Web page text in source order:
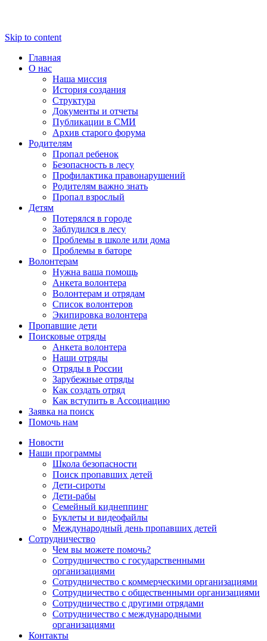
Skip to content
Главная
О нас
Наша миссия
История создания
Структура
Документы и отчеты
Публикации в СМИ
Архив старого форума
Родителям
Пропал ребенок
Безопасность в лесу
Профилактика правонарушений
Родителям важно знать
Пропал взрослый
Детям
Потерялся в городе
Заблудился в лесу
Проблемы в школе или дома
Проблемы в баторе
Волонтерам
Нужна ваша помощь
Анкета волонтера
Волонтерам и отрядам
Список волонтеров
Экипировка волонтера
Пропавшие дети
Поисковые отряды
Анкета волонтера
Наши отряды
Отряды в России
Зарубежные отряды
Как создать отряд
Как вступить в Ассоциацию
Заявка на поиск
Помочь нам
Новости
Наши программы
Школа безопасности
Поиск пропавших детей
Дети-сироты
Дети-рабы
Семейный киднеппинг
Буклеты и видеофайлы
Международный день пропавших детей
Сотрудничество
Чем вы можете помочь?
Сотрудничество с государственными
организациями
Сотрудничество с коммерческими организациями
Сотрудничество с общественными организациями
Сотрудничество с другими отрядами
Сотрудничество с международными
организациями
Контакты